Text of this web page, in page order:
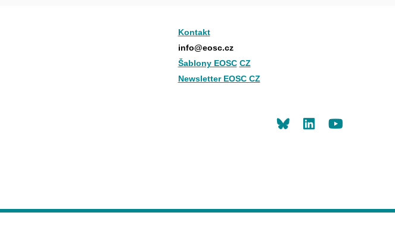
Kontakt
info@eosc.cz
Šablony EOSC CZ
Newsletter EOSC CZ
LinkedIn